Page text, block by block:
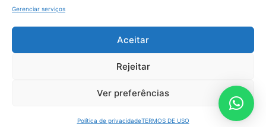
Gerenciar serviços
Aceitar
Rejeitar
Ver preferências
Política de privacidadeTERMOS DE USO
Tribunal de Contas da União (TCU), Subsolo, Sala S04
Termos de uso